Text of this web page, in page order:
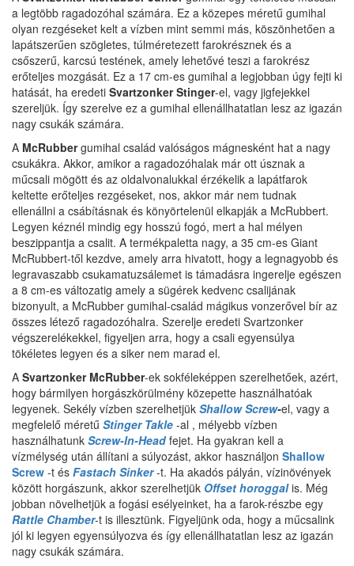
a legtöbb ragadozóhal számára. Ez a közepes méretű gumihal
olyan rezgéseket kelt a vízben mint semmi más, köszönhetően a
lapátszerűen szögletes, túlméretezett farokrésznek és a
csőszerű, karcsú testének, amely lehetővé teszi a farokrész
erőteljes mozgását. Ez a 17 cm-es gumihal a legjobban úgy fejti ki
hatását, ha eredeti Svartzonker Stinger-el, vagy jigfejekkel
szereljük. Így szerelve ez a gumihal ellenállhatatlan lesz az igazán
nagy csukák számára.
A McRubbergumihal család valóságos mágnesként hat a nagy
csukákra. Akkor, amikor a ragadozóhalak már ott úsznak a
műcsali mögött és az oldalvonalukkal érzékelik a lapátfarok
keltette erőteljes rezgéseket, nos, akkor már nem tudnak
ellenállni a csábításnak és könyörtelenül elkapják a McRubbert.
Legyen kéznél mindig egy hosszú fogó, mert a hal mélyen
beszippantja a csalit. A termékpaletta nagy, a 35 cm-es Giant
McRubbert-től kezdve, amely arra hivatott, hogy a legnagyobb és
legravaszabb csukamatuzsálemet is támadásra ingerelje egészen
a 8 cm-es változatig amely a sügérek kedvenc csalijának
bizonyult, a McRubber gumihal-család mágikus vonzerővel bír az
összes létező ragadozóhalra. Szerelje eredeti Svartzonker
végszerelékekkel, figyeljen arra, hogy a csali egyensúlya
tökéletes legyen és a siker nem marad el.
A Svartzonker McRubber-ek sokféleképpen szerelhetőek, azért,
hogy bármilyen horgászkörülmény közepette használhatóak
legyenek. Sekély vízben szerelhetjük Shallow Screw-el, vagy a
megfelelő méretű Stinger Takle -al , mélyebb vízben
használhatunk Screw-In-Headfejet. Ha gyakran kell a
vízmélység után állítani a súlyozást, akkor használjon Shallow
Screw -t és Fastach Sinker-t. Ha akadós pályán, vízinövények
között horgászunk, akkor szerelhetjük Offset horoggalis. Még
jobban növelhetjük a fogási esélyeinket, ha a farok-részbe egy
Rattle Chamber-t is illesztünk. Figyeljünk oda, hogy a műcsalink
jól ki legyen egyensúlyozva és így ellenállhatatlan lesz az igazán
nagy csukák számára.